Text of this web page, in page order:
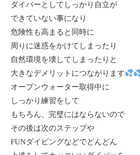
ダイバーとしてしっかり自立が
できていない事になり
危険性も高まると同時に
周りに迷惑をかけてしまったり
自然環境を壊してしまったりと
大きなデメリットにつながります
オープンウォーター取得中に
しっかり練習をして
もちろん、完璧にはならないので
その後は次のステップや
FUNダイビングなどでどんどん